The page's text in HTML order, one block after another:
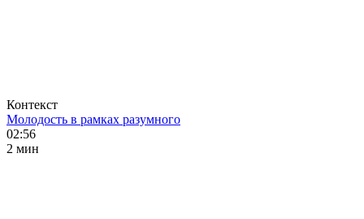
Контекст
Молодость в рамках разумного
02:56
2 мин